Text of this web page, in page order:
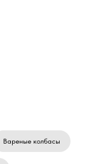
Вареные колбасы